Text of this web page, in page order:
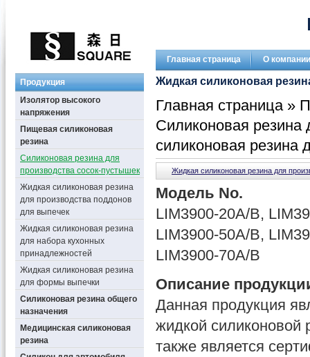
Главная страница О компании
Продукция
Изолятор высокого
напряжения
Пищевая силиконовая
резина
Силиконовая резина для
производства сосок-пустышек
Жидкая силиконовая резина
для производства поддонов
для выпечек
Жидкая силиконовая резина
для набора кухонных
принадлежностей
Жидкая силиконовая резина
для формы выпечки
Силиконовая резина общего
назначения
Медицинская силиконовая
резина
Жидкая силиконовая
Главная страница»
Силиконовая резина
силиконовая резина
Жидкая силиконовая резина для
Модель No.
LIM3900-20A/B,
LIM3900-50A/B,
LIM3900-70A/B
Описание
Данная продукция
жидкой силиконовой
также является